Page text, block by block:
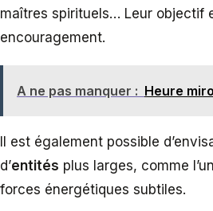
maîtres spirituels… Leur objectif
encouragement.
A ne pas manquer : Heure
Il est également possible
d’entités plus larges, comme
forces énergétiques subtiles.